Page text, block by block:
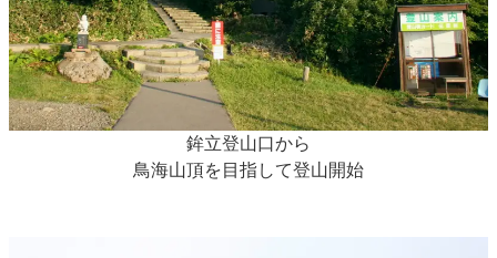
鉾立登山口から
鳥海山頂を目指して登山開始